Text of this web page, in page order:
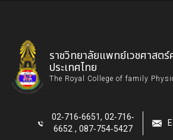
ราชวิทยาลัยแพทย์เวชศาสต
ประเทศไทย
The Royal College of family
02-716-6651, 02-716-
6652 , 087-754-5427